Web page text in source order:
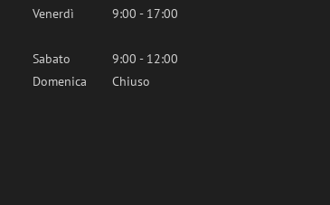
Venerdì
9:00 - 17:00
Sabato
9:00 - 12:00
Domenica
Chiuso